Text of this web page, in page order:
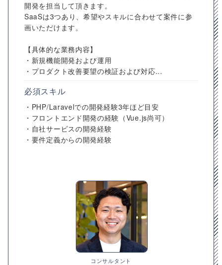
開発を担当して頂きます。
SaaSは3つあり、希望やスキルに合わせて案件に参
画いただけます。
【具体的な業務内容】
・新規機能開発および運用
・プロダクト改善要望の検証および対応...
必須スキル
・PHP/Laravelでの開発経験3年ほど目安
・フロントエンド開発の経験（Vue.js尚可）
・自社サービスの開発経験
・要件定義からの開発経験
コンサルタント